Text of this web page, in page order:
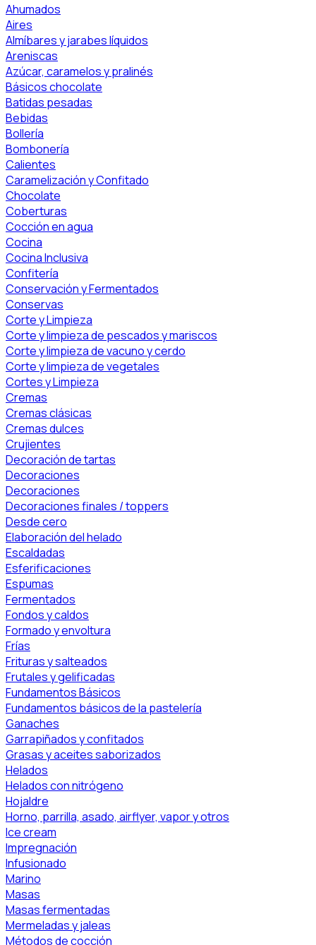
Ahumados
Aires
Almíbares y jarabes líquidos
Areniscas
Azúcar, caramelos y pralinés
Básicos chocolate
Batidas pesadas
Bebidas
Bollería
Bombonería
Calientes
Caramelización y Confitado
Chocolate
Coberturas
Cocción en agua
Cocina
Cocina Inclusiva
Confitería
Conservación y Fermentados
Conservas
Corte y Limpieza
Corte y limpieza de pescados y mariscos
Corte y limpieza de vacuno y cerdo
Corte y limpieza de vegetales
Cortes y Limpieza
Cremas
Cremas clásicas
Cremas dulces
Crujientes
Decoración de tartas
Decoraciones
Decoraciones
Decoraciones finales / toppers
Desde cero
Elaboración del helado
Escaldadas
Esferificaciones
Espumas
Fermentados
Fondos y caldos
Formado y envoltura
Frías
Frituras y salteados
Frutales y gelificadas
Fundamentos Básicos
Fundamentos básicos de la pastelería
Ganaches
Garrapiñados y confitados
Grasas y aceites saborizados
Helados
Helados con nitrógeno
Hojaldre
Horno, parrilla, asado, airflyer, vapor y otros
Ice cream
Impregnación
Infusionado
Marino
Masas
Masas fermentadas
Mermeladas y jaleas
Métodos de cocción